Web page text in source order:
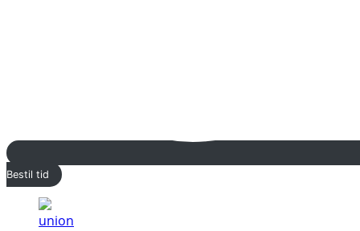
Bestil tid